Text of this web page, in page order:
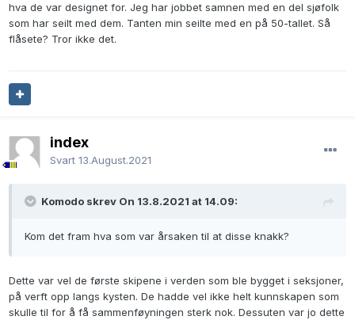
hva de var designet for. Jeg har jobbet samnen med en del sjøfolk
som har seilt med dem. Tanten min seilte med en på 50-tallet. Så
flåsete? Tror ikke det.
index
Svart 13.August.2021
Komodo skrev On 13.8.2021 at 14.09:
Kom det fram hva som var årsaken til at disse knakk?
Dette var vel de første skipene i verden som ble bygget i seksjoner,
på verft opp langs kysten. De hadde vel ikke helt kunnskapen som
skulle til for å få sammenføyningen sterk nok. Dessuten var jo dette